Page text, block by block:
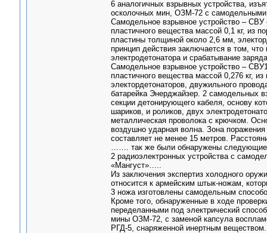
6 аналогичных взрывных устройства,
осколочных мин, ОЗМ-72 с самодельными
Самодельное взрывное устройство –
пластичного вещества массой 0,1 кг, из
пластины толщиной около 2,6 мм,
принцип действия заключается в том,
электродетонатора и срабатывание
Самодельное взрывное устройство –
пластичного вещества массой 0,276 кг,
электордетонаторов, двужильного
батарейка Энерджайзер. 2 самодельных
секции детонирующего кабеля, основу
шариков, и роликов, двух
металлическая проволока с крючком.
воздушно ударная волна. Зона
составляет не менее 15 метров.
……. так же были обнаружены
2 радиоэлектронных устройства с
«Мангуст»…..
Из заключения экспертиз холодного
относится к армейским штык-ножам,
3 ножа изготовлены самодельным
Кроме того, обнаруженные в ходе
переделанными под электрический
мины ОЗМ-72, с заменой капсула
РГД-5, снаряженной инертным веществом.